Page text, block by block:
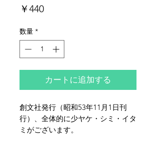
￥440価
数量 *
カートに追加する
創文社発行（昭和53年11月1日刊
行）、全体的に少ヤケ・シミ・イタ
ミがございます。